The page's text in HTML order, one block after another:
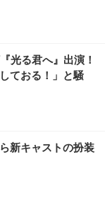
光る君へ』出演！
ておる！」と騒
新キャストの扮装